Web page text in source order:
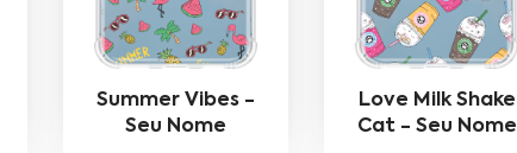
Summer Vibes -
Seu Nome
Love Milk Shake
Cat - Seu Nome